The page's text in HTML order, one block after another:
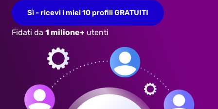
Sì - ricevi i miei 10 profili GRATUITI
Fidati da 1 milione+ utenti